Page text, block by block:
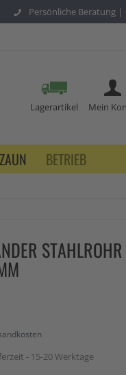
Persönliche Beratung |
Mein
Lagerartikel
BETRIEB
- 15-20 Werktage